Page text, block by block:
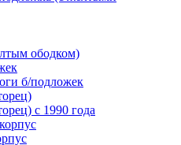
ободком)
б/подложек
с 1990 года